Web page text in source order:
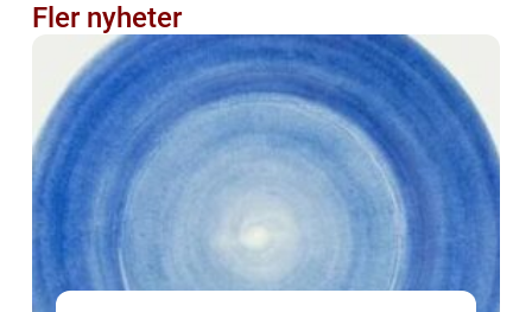
Fler nyheter